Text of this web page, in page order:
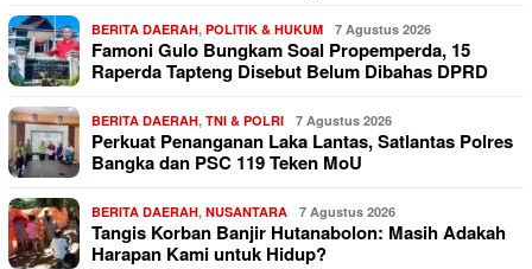
BERITA DAERAH, POLITIK & HUKUM 7 Agustus 2026
Famoni Gulo Bungkam Soal Propemperda, 15
Raperda Tapteng Disebut Belum Dibahas DPRD
BERITA DAERAH, TNI & POLRI 7 Agustus 2026
Perkuat Penanganan Laka Lantas, Satlantas Polres
Bangka dan PSC 119 Teken MoU
BERITA DAERAH, NUSANTARA 7 Agustus 2026
Tangis Korban Banjir Hutanabolon: Masih Adakah
Harapan Kami untuk Hidup?